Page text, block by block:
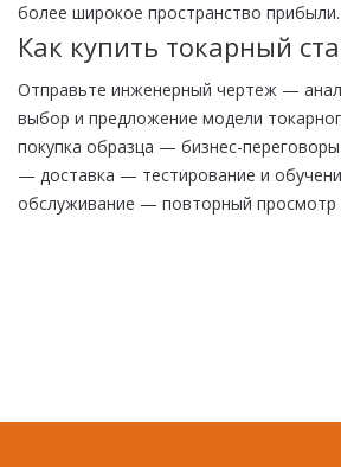
более широкое пространство прибыли.
Как купить токарный
Отправьте инженерный чертеж —
выбор и предложение модели
покупка образца — бизнес-
— доставка — тестирование и
обслуживание — повторный просмотр